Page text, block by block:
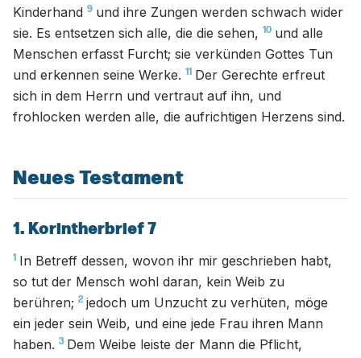
Kinderhand 9 und ihre Zungen werden schwach wider
sie. Es entsetzen sich alle, die die sehen, 10 und alle
Menschen erfasst Furcht; sie verkünden Gottes Tun
und erkennen seine Werke. 11 Der Gerechte erfreut
sich in dem Herrn und vertraut auf ihn, und
frohlocken werden alle, die aufrichtigen Herzens sind.
Neues Testament
1. Korintherbrief 7
1 In Betreff dessen, wovon ihr mir geschrieben habt,
so tut der Mensch wohl daran, kein Weib zu
berühren; 2 jedoch um Unzucht zu verhüten, möge
ein jeder sein Weib, und eine jede Frau ihren Mann
haben. 3 Dem Weibe leiste der Mann die Pflicht,